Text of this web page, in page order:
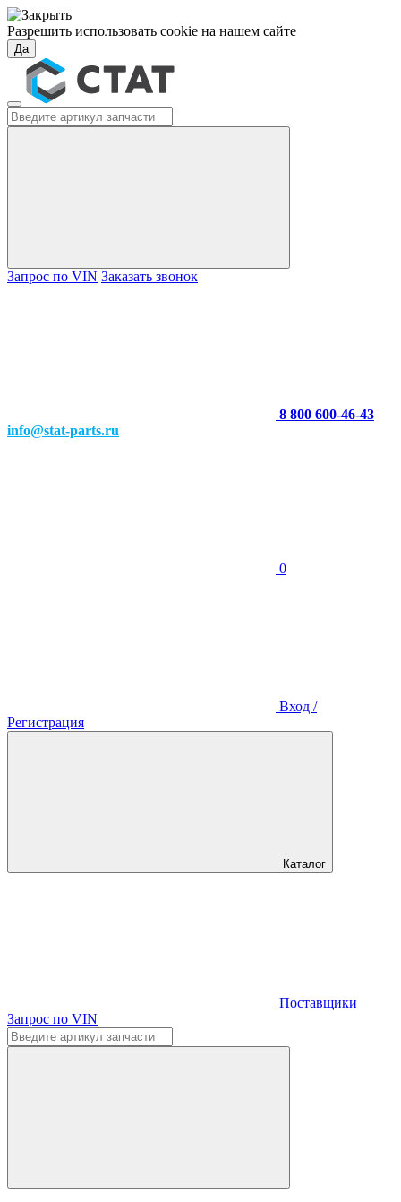
Разрешить использовать cookie на нашем сайте
Да
Запрос по VIN Заказать звонок
8 800 600-46-43
info@stat-parts.ru
0
Вход /
Регистрация
Каталог
Поставщики
Запрос по VIN